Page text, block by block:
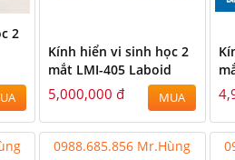
2
Kính hiển vi sinh học 2
mắt LMI-405 Laboid
5,000,000 đ MUA
0988.685.856 Mr.Hùng